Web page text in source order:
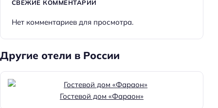
СВЕЖИЕ КОММЕНТАРИИ
Нет комментариев для просмотра.
Другие отели в России
Гостевой дом «Фараон»